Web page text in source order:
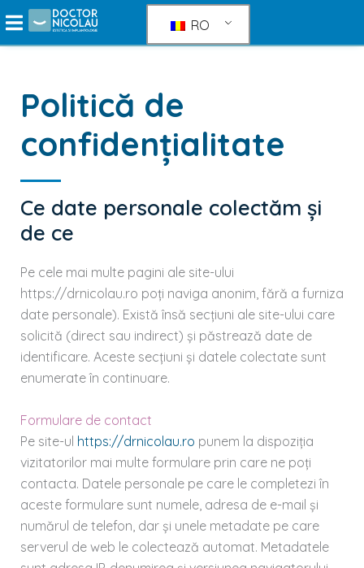
direct
RO
Politică de
confidențialitate
Ce date personale colectăm și
de ce
Pe cele mai multe pagini ale site-ului
https://drnicolau.ro poți naviga anonim, fără a furniza
date personale). Există însă secțiuni ale site-ului care
solicită (direct sau indirect) și păstrează date de
identificare. Aceste secțiuni și datele colectate sunt
enumerate în continuare.
Formulare de contact
Pe site-ul https://drnicolau.ro punem la dispoziția
vizitatorilor mai multe formulare prin care ne poți
contacta. Datele personale pe care le completezi în
aceste formulare sunt numele, adresa de e-mail și
numărul de telefon, dar și unele metadate pe care
serverul de web le colectează automat. Metadatele